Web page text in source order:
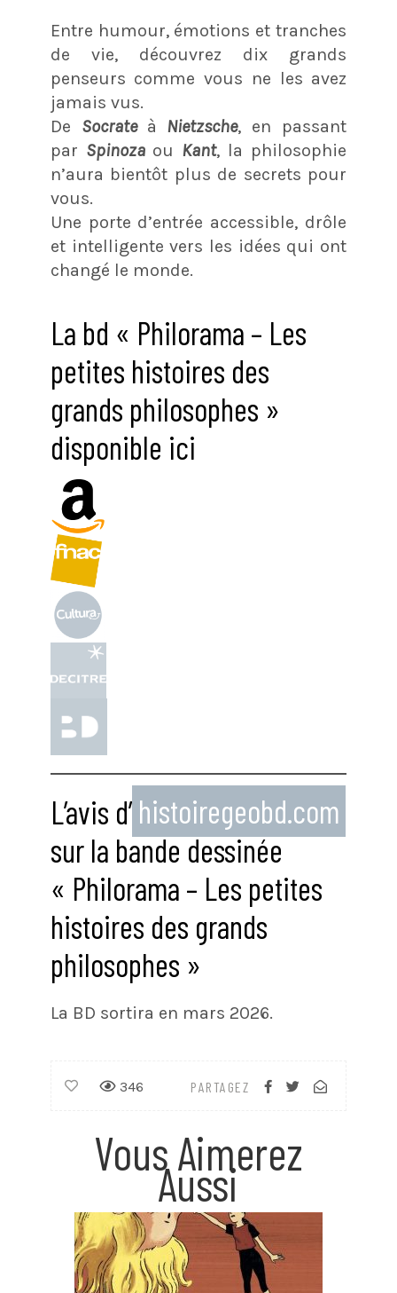
Entre humour, émotions et tranches
de vie, découvrez dix grands
penseurs comme vous ne les avez
jamais vus.
De Socrate à Nietzsche, en passant
par Spinoza ou Kant, la philosophie
n’aura bientôt plus de secrets pour
vous.
Une porte d’entrée accessible, drôle
et intelligente vers les idées qui ont
changé le monde.
La bd « Philorama – Les
petites histoires des
grands philosophes »
disponible ici
L’avis d’ histoiregeobd.com
sur la bande dessinée
« Philorama – Les petites
histoires des grands
philosophes »
La BD sortira en mars 2026.
PARTAGEZ
346
Vous Aimerez
Aussi